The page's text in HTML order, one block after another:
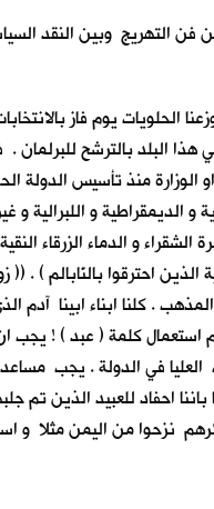
التهريج وبين النقد
الحلويات يوم فاز
البلد بالترشح للبرلمان .
منذ تأسيس الدولة
الديمقراطية و اللبرالية و
و الدماء الزرقاء
احترقوا بالنّابالم ) .
. كلنا ابناء ابينا آدم
استعمال كلمة ( عبد ) ! يجب
العليا في الدولة . يجب
احفاد للعبيد الذين تم
نزحوا من اليمن مثلا و